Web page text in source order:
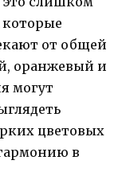
от общей
оранжевый и
могут
цветовых
в